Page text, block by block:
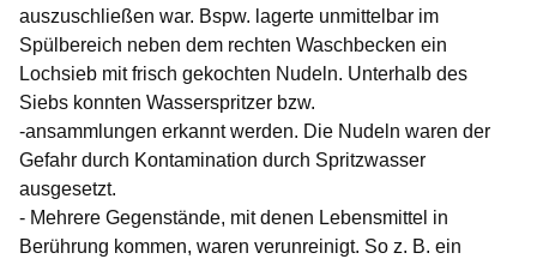
auszuschließen war. Bspw. lagerte unmittelbar im
Spülbereich neben dem rechten Waschbecken ein
Lochsieb mit frisch gekochten Nudeln. Unterhalb des
Siebs konnten Wasserspritzer bzw.
-ansammlungen erkannt werden. Die Nudeln waren der
Gefahr durch Kontamination durch Spritzwasser
ausgesetzt.
- Mehrere Gegenstände, mit denen Lebensmittel in
Berührung kommen, waren verunreinigt. So z. B. ein